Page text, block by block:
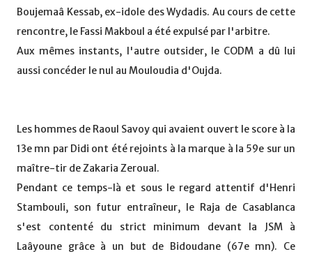
Boujemaâ Kessab, ex-idole des Wydadis. Au cours de cette
rencontre, le Fassi Makboul a été expulsé par l'arbitre.
Aux mêmes instants, l'autre outsider, le CODM a dû lui
aussi concéder le nul au Mouloudia d'Oujda.
Les hommes de Raoul Savoy qui avaient ouvert le score à la
13e mn par Didi ont été rejoints à la marque à la 59e sur un
maître-tir de Zakaria Zeroual.
Pendant ce temps-là et sous le regard attentif d'Henri
Stambouli, son futur entraîneur, le Raja de Casablanca
s'est contenté du strict minimum devant la JSM à
Laâyoune grâce à un but de Bidoudane (67e mn). Ce